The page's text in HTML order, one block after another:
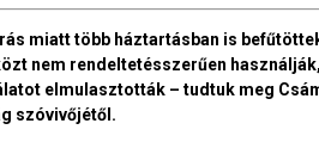
miatt több háztartásban is
nem rendeltetésszerűen
elmulasztották – tudtuk meg
szóvivőjétől.